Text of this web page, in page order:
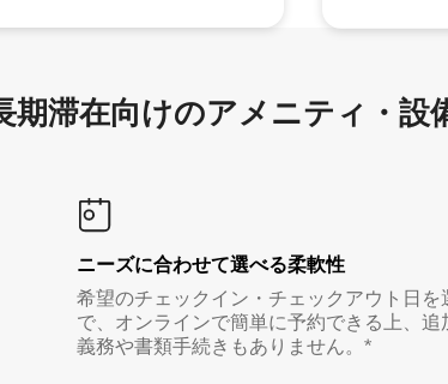
期滞在向け⁠のア⁠メ⁠ニ⁠テ⁠ィ⁠・設⁠
ニーズに合わせて選べる柔軟性
希望のチェックイン・チェックアウト日を
で、オンラインで簡単に予約できる上、追
義務や書類手続きもありません。*